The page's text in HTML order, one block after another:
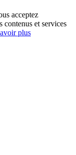
acceptez
contenus et services
plus